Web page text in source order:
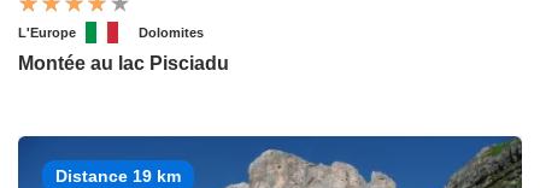
L'Europe Dolomites
Montée au lac Pisciadu
Distance 19 km